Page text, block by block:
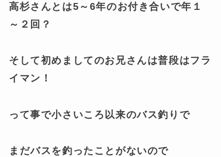
高杉さんとは5～6年のお付き合いで年１
～２回？
そして初めましてのお兄さんは普段はフラ
イマン！
って事で小さいころ以来のバス釣りで
まだバスを釣ったことがないので